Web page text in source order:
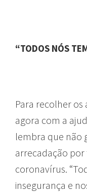
“TODOS NÓS
Para recolher
agora com a
lembra que não
arrecadação
coronavírus.
insegurança e